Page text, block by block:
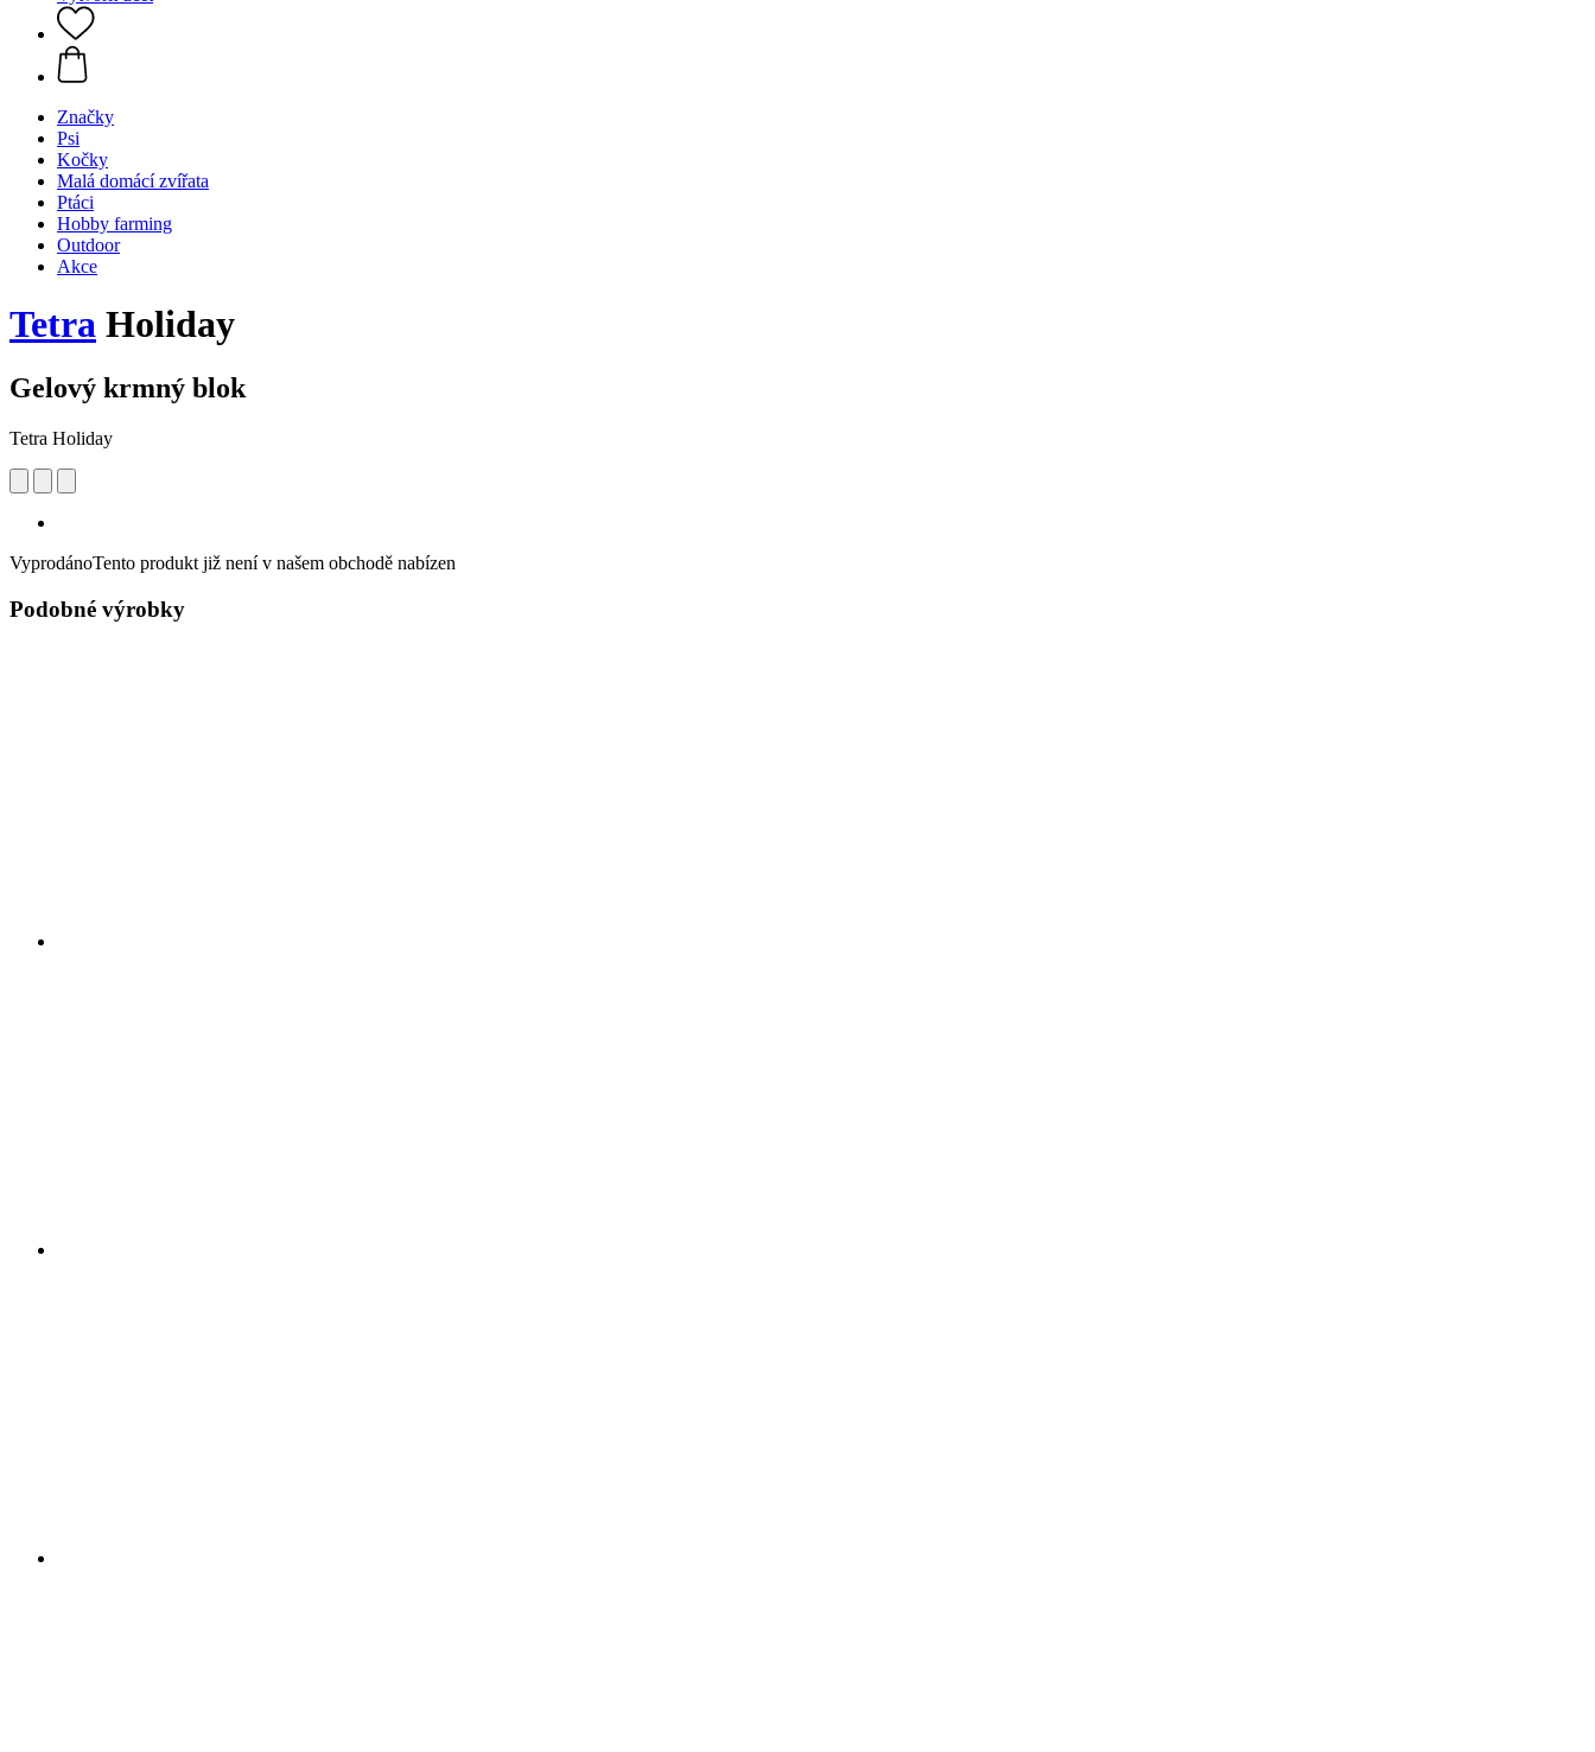
Značky
Psi
Kočky
Malá domácí zvířata
Ptáci
Hobby farming
Outdoor
Akce
Tetra Holiday
Gelový krmný blok
Tetra Holiday
VyprodánoTento produkt již není v našem obchodě nabízen
Podobné výrobky